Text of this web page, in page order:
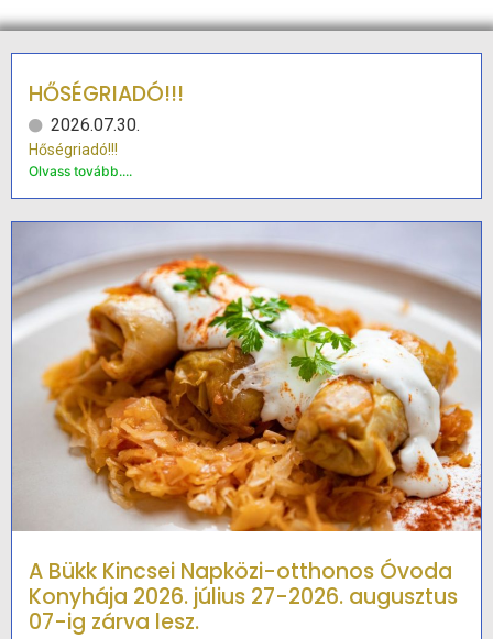
HŐSÉGRIADÓ!!!
2026.07.30.
Hőségriadó!!!
Olvass tovább....
A Bükk Kincsei Napközi-otthonos Óvoda
Konyhája 2026. július 27-2026. augusztus
07-ig zárva lesz.